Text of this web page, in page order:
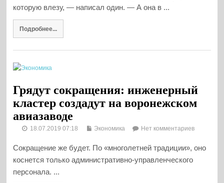
которую влезу, — написал один. — А она в ...
Подробнее...
Грядут сокращения: инженерный
кластер создадут на воронежском
авиазаводе
18.07.2019 07:18 Экономика Нет комментариев
Сокращение же будет. По «многолетней традиции», оно
коснется только административно-управленческого
персонала. ...